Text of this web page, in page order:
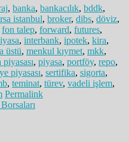
, banka, bankacılık, bddk,
istanbul, broker, dibs, döviz,
fon talep, forward, futures,
, interbank, ipotek, kira,
üstü, menkul kıymet, mkk,
piyasası, piyasa, portföy, repo,
piyasası, sertifika, sigorta,
, teminat, türev, vadeli işlem,
Permalink